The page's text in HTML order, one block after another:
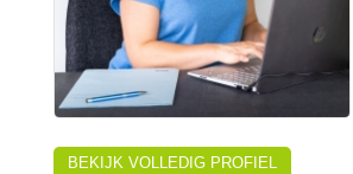
BEKIJK VOLLEDIG PROFIEL